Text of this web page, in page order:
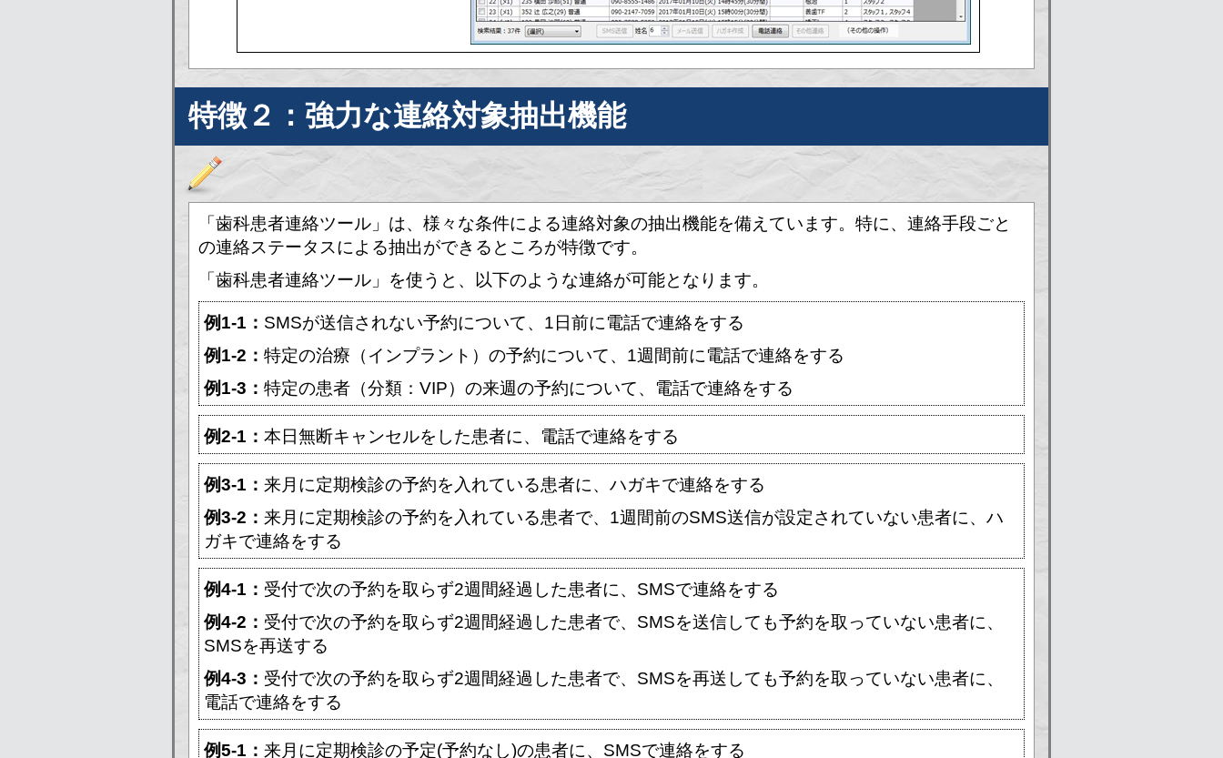
特徴２：強力な連絡対象抽出機能
「歯科患者連絡ツール」は、様々な条件による連絡対象の抽出機能を備えています。特に、連絡手段ごと
の連絡ステータスによる抽出ができるところが特徴です。
「歯科患者連絡ツール」を使うと、以下のような連絡が可能となります。
例1-1： SMSが送信されない予約について、1日前に電話で連絡をする
例1-2： 特定の治療（インプラント）の予約について、1週間前に電話で連絡をする
例1-3： 特定の患者（分類：VIP）の来週の予約について、電話で連絡をする
例2-1： 本日無断キャンセルをした患者に、電話で連絡をする
例3-1： 来月に定期検診の予約を入れている患者に、ハガキで連絡をする
例3-2： 来月に定期検診の予約を入れている患者で、1週間前のSMS送信が設定されていない患者に、ハ
ガキで連絡をする
例4-1： 受付で次の予約を取らず2週間経過した患者に、SMSで連絡をする
例4-2： 受付で次の予約を取らず2週間経過した患者で、SMSを送信しても予約を取っていない患者に、
SMSを再送する
例4-3： 受付で次の予約を取らず2週間経過した患者で、SMSを再送しても予約を取っていない患者に、
電話で連絡をする
例5-1： 来月に定期検診の予定(予約なし)の患者に、SMSで連絡をする